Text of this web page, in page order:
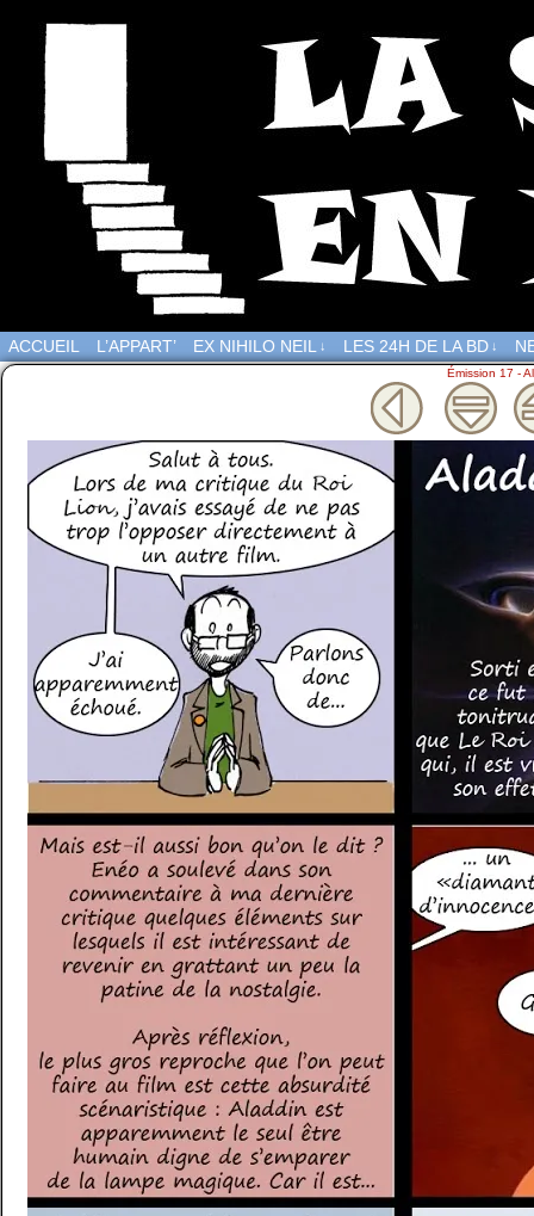
ACCUEIL L’APPART’ EX NIHILO NEIL ↓ LES 24H DE LA BD ↓
Émission 17 -